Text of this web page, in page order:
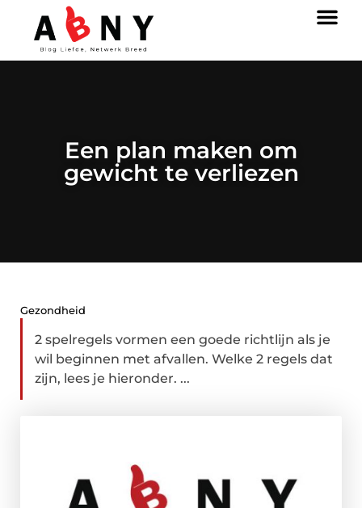
Een plan maken om
gewicht te verliezen
Gezondheid
2 spelregels vormen een goede richtlijn als je
wil beginnen met afvallen. Welke 2 regels dat
zijn, lees je hieronder. ...